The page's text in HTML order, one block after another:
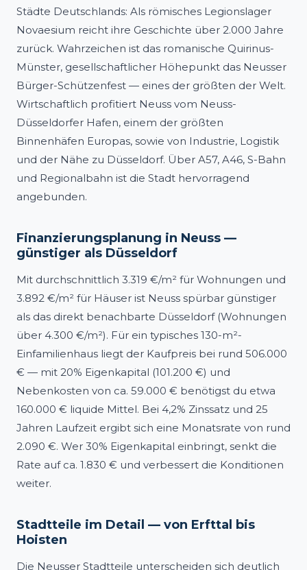
Städte Deutschlands: Als römisches Legionslager
Novaesium reicht ihre Geschichte über 2.000 Jahre
zurück. Wahrzeichen ist das romanische Quirinus-
Münster, gesellschaftlicher Höhepunkt das Neusser
Bürger-Schützenfest — eines der größten der Welt.
Wirtschaftlich profitiert Neuss vom Neuss-
Düsseldorfer Hafen, einem der größten
Binnenhäfen Europas, sowie von Industrie, Logistik
und der Nähe zu Düsseldorf. Über A57, A46, S-Bahn
und Regionalbahn ist die Stadt hervorragend
angebunden.
Finanzierungsplanung in Neuss —
günstiger als Düsseldorf
Mit durchschnittlich 3.319 €/m² für Wohnungen und
3.892 €/m² für Häuser ist Neuss spürbar günstiger
als das direkt benachbarte Düsseldorf (Wohnungen
über 4.300 €/m²). Für ein typisches 130-m²-
Einfamilienhaus liegt der Kaufpreis bei rund 506.000
€ — mit 20% Eigenkapital (101.200 €) und
Nebenkosten von ca. 59.000 € benötigst du etwa
160.000 € liquide Mittel. Bei 4,2% Zinssatz und 25
Jahren Laufzeit ergibt sich eine Monatsrate von rund
2.090 €. Wer 30% Eigenkapital einbringt, senkt die
Rate auf ca. 1.830 € und verbessert die Konditionen
weiter.
Stadtteile im Detail — von Erfttal bis
Hoisten
Die Neusser Stadtteile unterscheiden sich deutlich